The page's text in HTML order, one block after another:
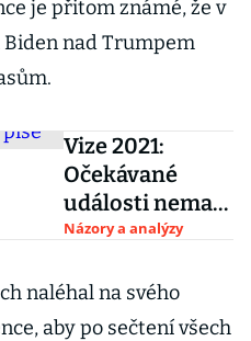
je přitom známé, že v
nad Trumpem
Vize 2021:
Očekávané
události nemají
odhadnutelný
Hynek
Kmoníček
Názory a analýzy
naléhal na svého
aby po sečtení všech